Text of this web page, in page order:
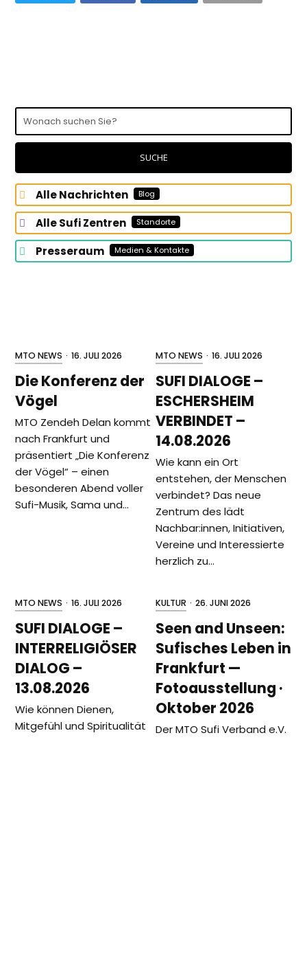
Wonach
suchen
Sie?
SUCHE
Alle Nachrichten Blog
Alle Sufi Zentren Standorte
Presseraum Medien & Kontakte
MTO NEWS · 16. JULI 2026
Die Konferenz der
Vögel
MTO Zendeh Delan kommt
nach Frankfurt und
präsentiert „Die Konferenz
der Vögel“ – einen
besonderen Abend voller
Sufi-Musik, Sama und…
MTO NEWS · 16. JULI 2026
SUFI DIALOGE –
ESCHERSHEIM
VERBINDET –
14.08.2026
Wie kann ein Ort
entstehen, der Menschen
verbindet? Das neue
Zentrum des lädt
Nachbar:innen, Initiativen,
Vereine und Interessierte
herzlich zu…
MTO NEWS · 16. JULI 2026
SUFI DIALOGE –
INTERRELIGIÖSER
DIALOG –
13.08.2026
Wie können Dienen,
Mitgefühl und Spiritualität
KULTUR · 26. JUNI 2026
Seen and Unseen:
Sufisches Leben in
Frankfurt —
Fotoausstellung ·
Oktober 2026
Der MTO Sufi Verband e.V.